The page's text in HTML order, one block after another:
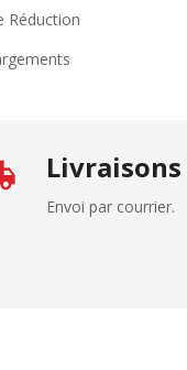
Réduction
Livraisons
Envoi par courrier.